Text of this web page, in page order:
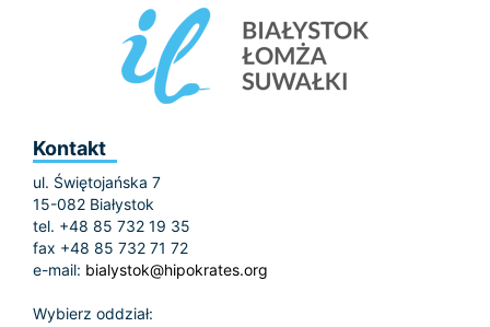
Kontakt
ul. Świętojańska 7
15-082 Białystok
tel. +48 85 732 19 35
fax +48 85 732 71 72
e-mail: bialystok@hipokrates.org
Wybierz oddział: